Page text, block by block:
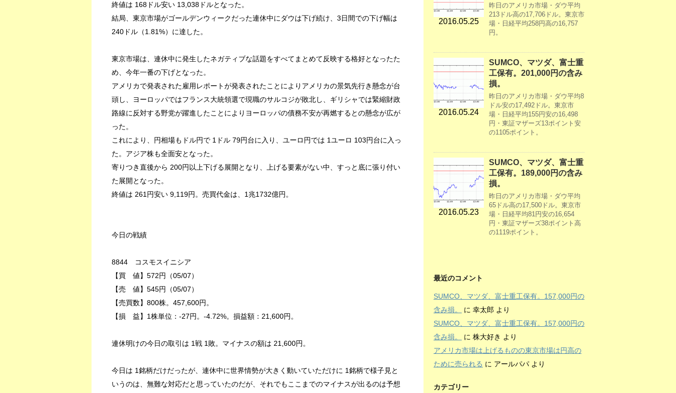
終値は 168ドル安い 13,038ドルとなった。
結局、東京市場がゴールデンウィークだった連休中にダウは下げ続け、3日間での下げ幅は
240ドル（1.81%）に達した。
東京市場は、連休中に発生したネガティブな話題をすべてまとめて反映する格好となったた
め、今年一番の下げとなった。
アメリカで発表された雇用レポートが発表されたことによりアメリカの景気先行き懸念が台
頭し、ヨーロッパではフランス大統領選で現職のサルコジが敗北し、ギリシャでは緊縮財政
路線に反対する野党が躍進したことによりヨーロッパの債務不安が再燃するとの懸念が広が
った。
これにより、円相場もドル円で 1ドル 79円台に入り、ユーロ円では 1ユーロ 103円台に入っ
た。アジア株も全面安となった。
寄りつき直後から 200円以上下げる展開となり、上げる要素がない中、すっと底に張り付い
た展開となった。
終値は 261円安い 9,119円。売買代金は、1兆1732億円。
今日の戦績
8844 コスモスイニシア
【買 値】572円（05/07）
【売 値】545円（05/07）
【売買数】800株。457,600円。
【損 益】1株単位：-27円。-4.72%。損益額：21,600円。
連休明けの今日の取引は 1戦 1敗。マイナスの額は 21,600円。
今日は 1銘柄だけだったが、連休中に世界情勢が大きく動いていただけに 1銘柄で様子見と
いうのは、無難な対応だと思っていたのだが、それでもここまでのマイナスが出るのは予想
2016.05.25
昨日のアメリカ市場・ダウ平均
213ドル高の17,706ドル。東京市
場・日経平均258円高の16,757
円。
2016.05.24
SUMCO、マツダ、富士重
工保有。201,000円の含み
損。
昨日のアメリカ市場・ダウ平均8
ドル安の17,492ドル。東京市
場・日経平均155円安の16,498
円・東証マザーズ13ポイント安
の1105ポイント。
2016.05.23
SUMCO、マツダ、富士重
工保有。189,000円の含み
損。
昨日のアメリカ市場・ダウ平均
65ドル高の17,500ドル。東京市
場・日経平均81円安の16,654
円・東証マザーズ38ポイント高
の1119ポイント。
最近のコメント
SUMCO、マツダ、富士重工保有。157,000円の
含み損。
に 幸太郎 より
SUMCO、マツダ、富士重工保有。157,000円の
含み損。
に 株大好き より
アメリカ市場は上げるものの東京市場は円高の
ために売られる に アールパパ より
カテゴリー